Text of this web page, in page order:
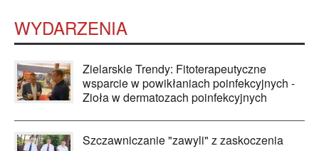
WYDARZENIA
Zielarskie Trendy: Fitoterapeutyczne
wsparcie w powikłaniach poinfekcyjnych -
Zioła w dermatozach poinfekcyjnych
Szczawniczanie "zawyli" z zaskoczenia